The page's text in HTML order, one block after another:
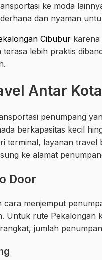
ke moda
dan nyaman
Cibubur
terasa lebih praktis
Antar
penumpang
berkapasitas kecil
terminal, layanan travel
ke alamat
Door
menjemput
Untuk rute Pekalongan
jumlah